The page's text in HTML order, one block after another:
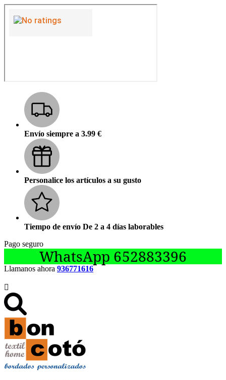
Envío siempre a 3.99 €
Personalice los artículos a su gusto
Tiempo de envío De 2 a 4 días laborables
Pago seguro
WhatsApp 652883396
Llamanos ahora 936771616
